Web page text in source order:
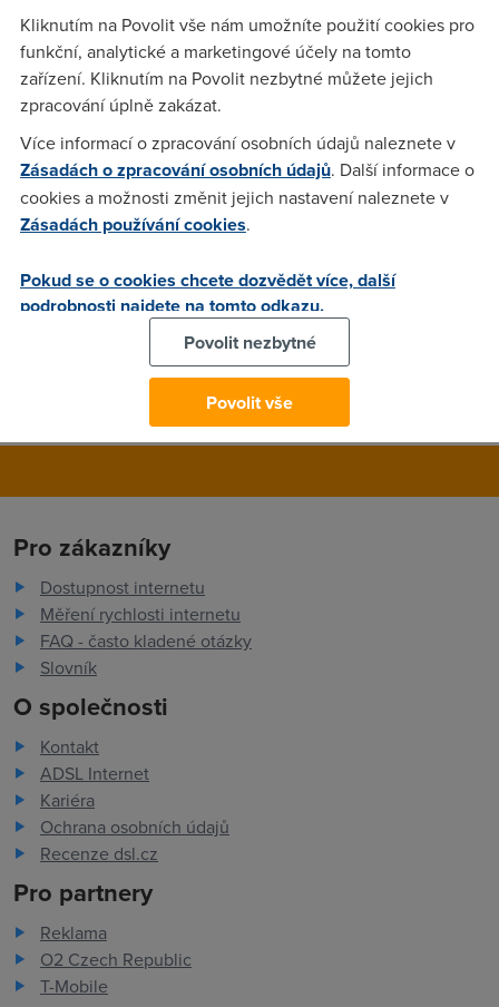
Microsoft výrobcům počítačů nabízí licence na kopii MS
Office 2010 Starter v přepočtu za 40 Kč (2 USD). Podmínkou
je, že do OEM Windows výrobci přidají i Bing Bar,
nástrojovou lištu s vyhledávačem Bing, a balík Windows Live
Essentials. V případě, že budou chtít pouze MS Office
Starter, licence je vyjde na 5 USD za kopii (100 Kč). Na svém
blogu All About Microsoft o tom informovala Mary-Jo Foley.
volani.webnode.cz(13.5.2010 02:44:33)
Jak si ta ořezaná verze vede v porovnání s OpenOffice,
google docs, zooho a dalšími? Třeba s budoucí webovou
Pro zákazníky
Dostupnost internetu
Měření rychlosti internetu
FAQ - často kladené otázky
Slovník
O společnosti
Kontakt
ADSL Internet
Kariéra
Ochrana osobních údajů
Recenze dsl.cz
Pro partnery
Reklama
O2 Czech Republic
T-Mobile
Kliknutím na Povolit vše nám umožníte použití cookies pro
funkční, analytické a marketingové účely na tomto
zařízení. Kliknutím na Povolit nezbytné můžete jejich
zpracování úplně zakázat.
Více informací o zpracování osobních údajů naleznete v
Zásadách o zpracování osobních údajů. Další informace o
cookies a možnosti změnit jejich nastavení naleznete v
Zásadách používání cookies.
Pokud se o cookies chcete dozvědět více, další
podrobnosti najdete na tomto odkazu.
Povolit nezbytné
Povolit vše